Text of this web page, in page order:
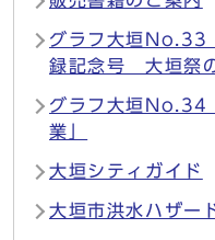
グラフ大垣No.33
録記念号 大垣祭
グラフ大垣No.34
業」
大垣シティガイド
大垣市洪水ハザー